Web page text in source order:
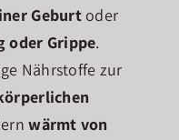
Geburtoder
oder Grippe.
Nährstoffe zur
wärmt von